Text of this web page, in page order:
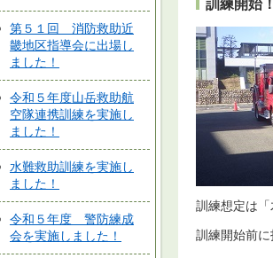
第５１回 消防救助近
畿地区指導会に出場し
ました！
令和５年度山岳救助航
空隊連携訓練を実施し
ました！
水難救助訓練を実施し
ました！
令和５年度 警防練成
会を実施しました！
訓練開始！
訓練想定は
訓練開始前